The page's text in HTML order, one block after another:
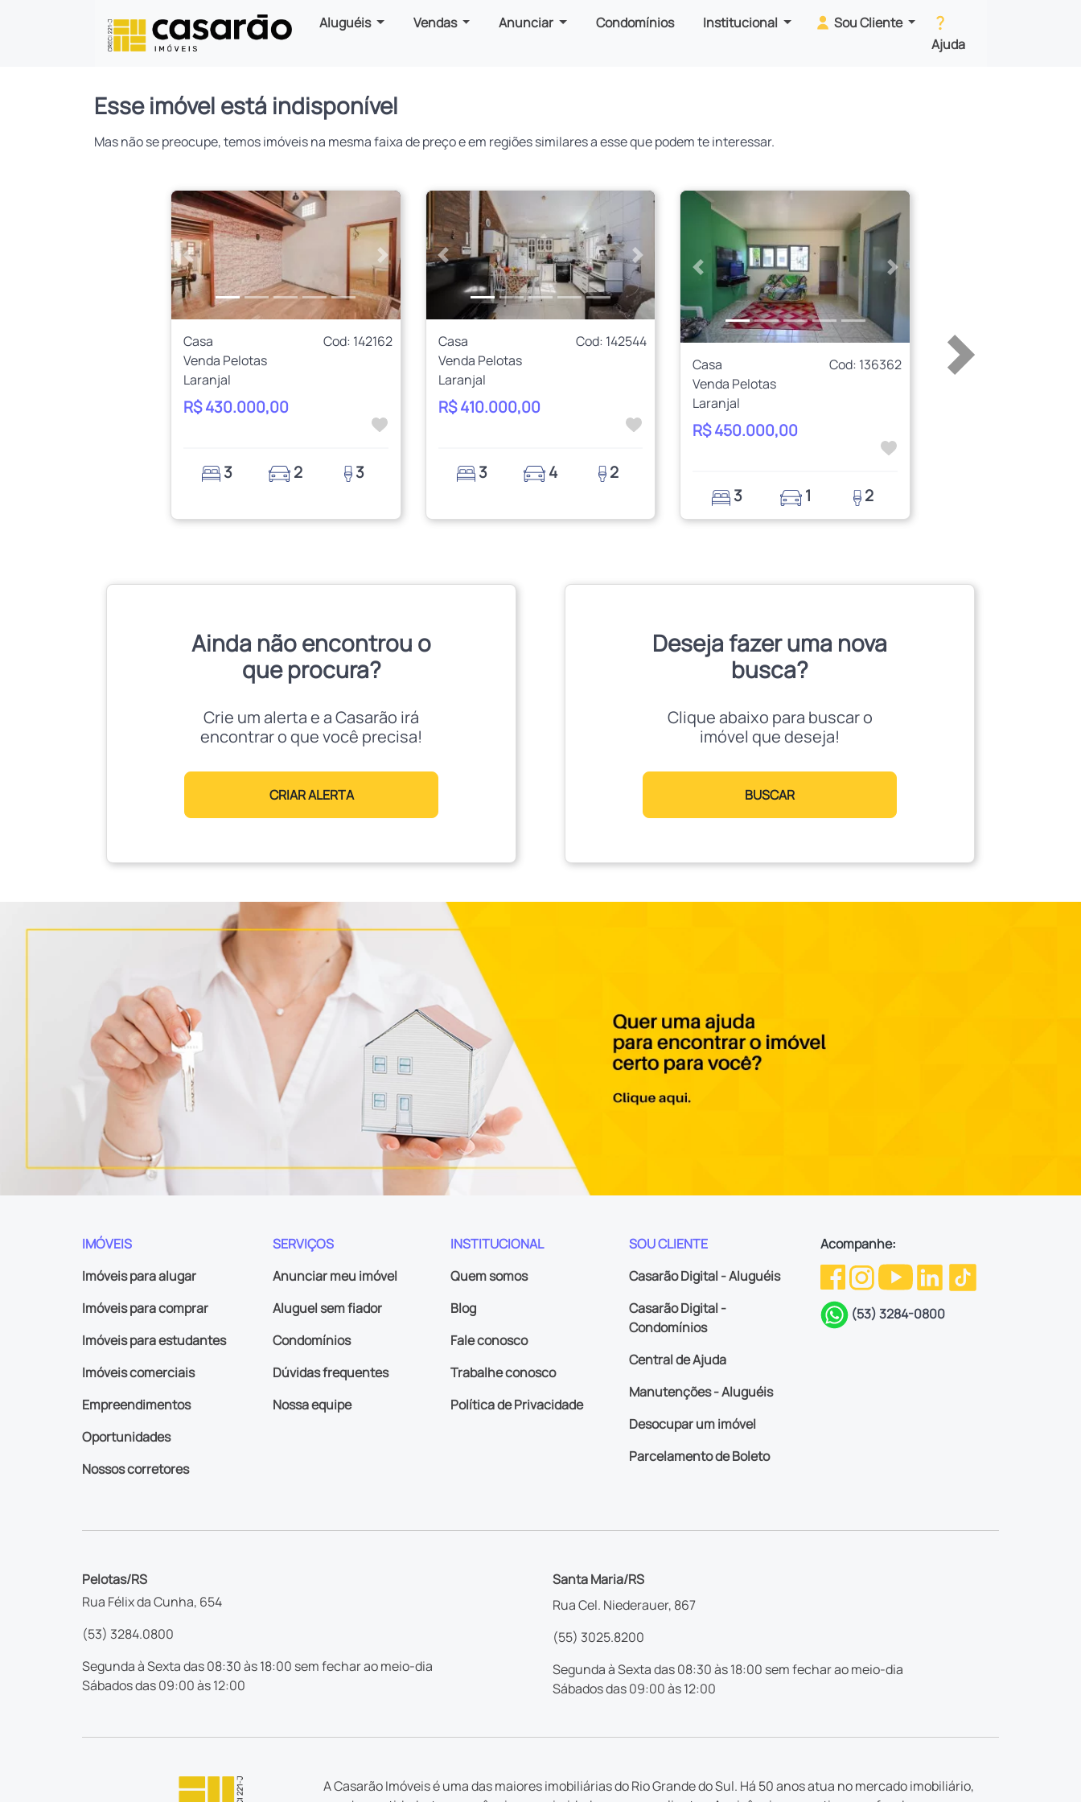
Aluguéis Vendas Anunciar Condomínios Institucional
Sou Cliente
Ajuda
Esse imóvel está indisponível
Mas não se preocupe, temos imóveis na mesma faixa de preço e em regiões similares a esse que podem te interessar.
Anterior Próximo
Casa
Cod: 142162
Venda Pelotas
Laranjal
R$ 430.000,00
3 2 3
Anterior Próximo
Casa
Cod: 142544
Venda Pelotas
Laranjal
R$ 410.000,00
3 4 2
Anterior Próximo
Casa
Cod: 136362
Venda Pelotas
Laranjal
R$ 450.000,00
3 1 2
Ainda não encontrou o
que procura?
Crie um alerta e a Casarão irá
encontrar o que você precisa!
CRIAR ALERTA
Deseja fazer uma nova
busca?
Clique abaixo para buscar o
imóvel que deseja!
BUSCAR
IMÓVEIS
Imóveis para alugar
Imóveis para comprar
Imóveis para estudantes
Imóveis comerciais
Empreendimentos
Oportunidades
Nossos corretores
SERVIÇOS
Anunciar meu imóvel
Aluguel sem fiador
Condomínios
Dúvidas frequentes
Nossa equipe
INSTITUCIONAL
Quem somos
Blog
Fale conosco
Trabalhe conosco
Política de Privacidade
SOU CLIENTE
Casarão Digital - Aluguéis
Casarão Digital -
Condomínios
Central de Ajuda
Manutenções - Aluguéis
Desocupar um imóvel
Parcelamento de Boleto
Acompanhe:
(53) 3284-0800
Pelotas/RS
Rua Félix da Cunha, 654
(53) 3284.0800
Segunda à Sexta das 08:30 às 18:00 sem fechar ao meio-dia
Sábados das 09:00 às 12:00
Santa Maria/RS
Rua Cel. Niederauer, 867
(55) 3025.8200
Segunda à Sexta das 08:30 às 18:00 sem fechar ao meio-dia
Sábados das 09:00 às 12:00
A Casarão Imóveis é uma das maiores imobiliárias do Rio Grande do Sul. Há 50 anos atua no mercado imobiliário,